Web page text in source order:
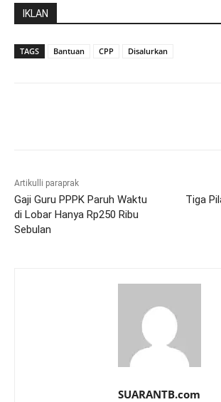
IKLAN
TAGS Bantuan CPP Disalurkan
Artikulli paraprak
Gaji Guru PPPK Paruh Waktu
di Lobar Hanya Rp250 Ribu
Sebulan
Tiga
SUARANTB.com